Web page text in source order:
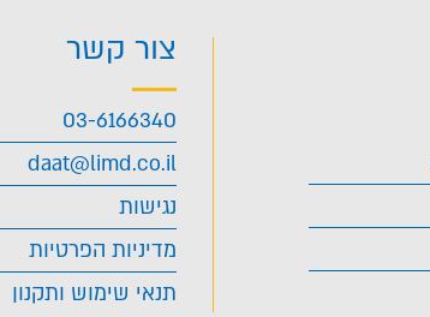
צור קשר
03-6166340
daat@limd.co.il
נגישות
מדיניות הפרטיות
תנאי שימוש ותקנון